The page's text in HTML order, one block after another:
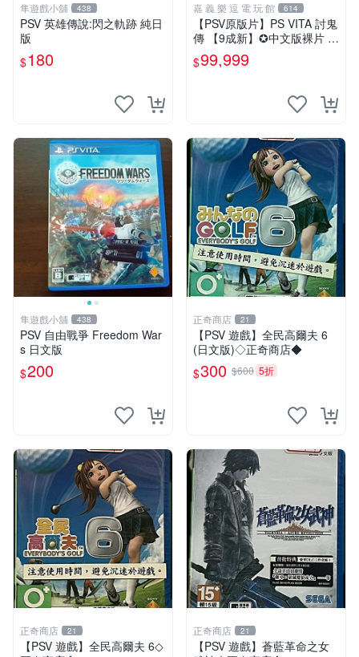
隼遊戲小舖 438
PSV 英雄傳說:閃之軌跡 純日
版
$180
嘉 義 樂 逗 電 玩 館 614
【PSV原版片】PS VITA 討鬼
傳 【9成新】✪中文版裸片 中
古二手✪嘉義樂逗電玩館
$99,999
隼遊戲小舖 438
PSV 自由戰爭 Freedom War
s 日文版
$200
正奇商店 21
【PSV 遊戲】全民高爾夫 6
(日文版)◇正奇商店◆
$300 $600 5折
正奇商店 21
【PSV 遊戲】全民高爾夫 6◇
正奇商店 21
【PSV 遊戲】蒼藍革命之女